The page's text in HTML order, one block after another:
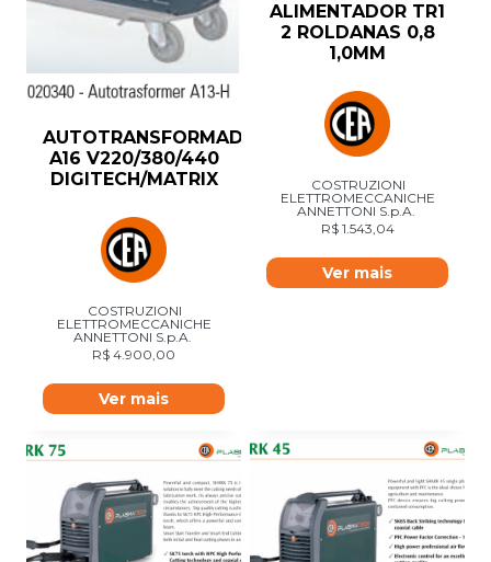
AUTOTRANSFORMADOR
A16 V220/380/440
DIGITECH/MATRIX
COSTRUZIONI
ELETTROMECCANICHE
ANNETTONI S.p.A.
R$ 4.900,00
Ver mais
ALIMENTADOR TR1
2 ROLDANAS 0,8
1,0MM
COSTRUZIONI
ELETTROMECCANICHE
ANNETTONI S.p.A.
R$1.543,04
Ver mais